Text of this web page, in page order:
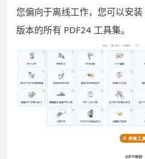
您偏向于离线工作，您可以安装
版本的所有 PDF24 工具集。